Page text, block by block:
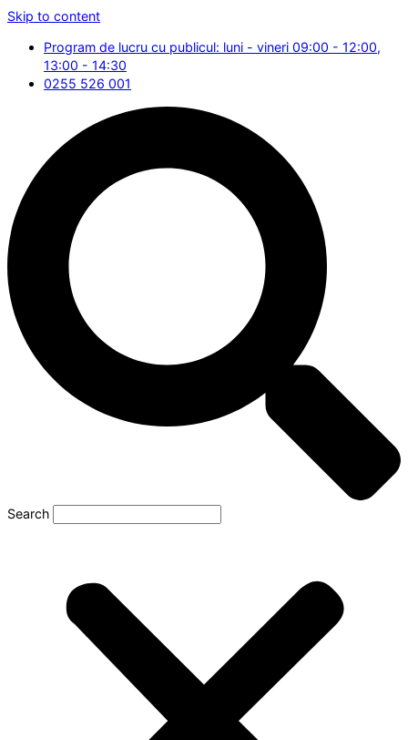
Skip to content
Program de lucru cu publicul: luni - vineri 09:00 - 12:00,
13:00 - 14:30
0255 526 001
Search